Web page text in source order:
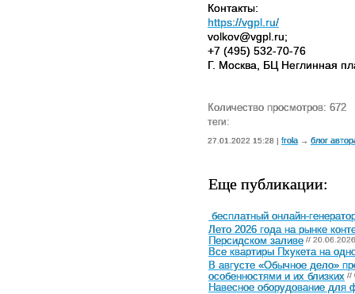
Контакты:
https://vgpl.ru/
volkov@vgpl.ru;
+7 (495) 532-70-76
Г. Москва, БЦ Неглинная
Количество просмотров: 672
теги:
27.01.2022 15:28 | frola → блог
Еще публикации:
бесплатный онлайн-
Лето 2026 года на рынке
Персидском заливе //
Все квартиры Пхукета на
В августе «Обычное дело»
особенностями и их близких //
Навесное оборудование для